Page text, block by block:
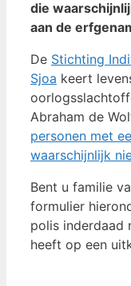
die
aan de
De Stichting
Sjoa keert
Abraham de
personen met
waarschijnlijk
Bent u familie
formulier
polis inderdaad
heeft op een